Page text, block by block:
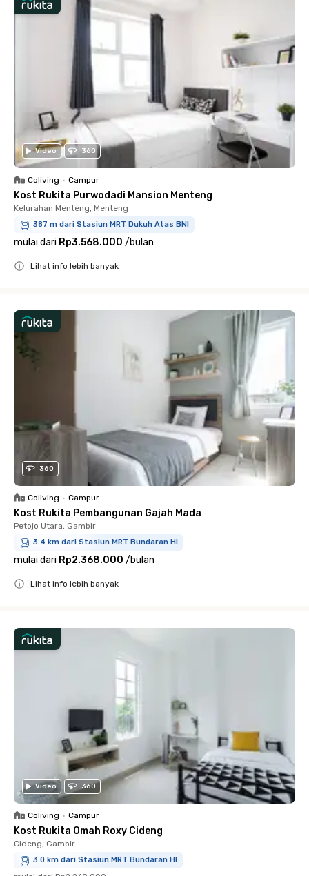
Video 360
Coliving • Campur
Kost Rukita Purwodadi Mansion Menteng
Kelurahan Menteng, Menteng
387 m dari Stasiun MRT Dukuh Atas BNI
mulai dari Rp3.568.000 /bulan
Lihat info lebih banyak
360
Coliving • Campur
Kost Rukita Pembangunan Gajah Mada
Petojo Utara, Gambir
3.4 km dari Stasiun MRT Bundaran HI
mulai dari Rp2.368.000 /bulan
Lihat info lebih banyak
Video 360
Coliving • Campur
Kost Rukita Omah Roxy Cideng
Cideng, Gambir
3.0 km dari Stasiun MRT Bundaran HI